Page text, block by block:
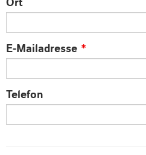
Ort
E-Mailadresse *
Telefon